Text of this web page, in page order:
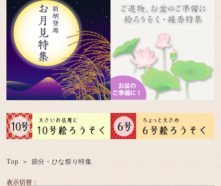
Top 節分・ひな祭り特集
表示切替：